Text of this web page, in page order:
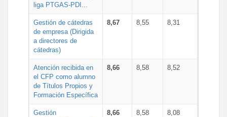
liga PTGAS-PDI...
Gestión de cátedras
de empresa (Dirigida
a directores de
cátedras)
8,67 8,55 8,31
Atención recibida en
el CFP como alumno
de Títulos Propios y
Formación Específica
8,66 8,58 8,52
Gestión
8,66 8,58 8,08